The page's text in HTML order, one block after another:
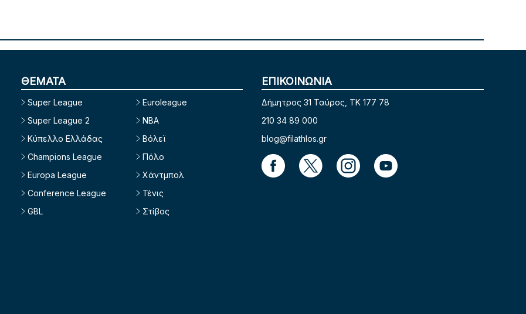
ΘΕΜΑΤΑ
Super League
Super League 2
Κύπελλο Ελλάδας
Champions League
Europa League
Conference League
GBL
Euroleague
NBA
Βόλεϊ
Πόλο
Χάντμπολ
Τένις
Στίβος
ΕΠΙΚΟΙΝΩΝΙΑ
Δήμητρος 31 Ταύρος, TK 177 78
210 34 89 000
blog@filathlos.gr